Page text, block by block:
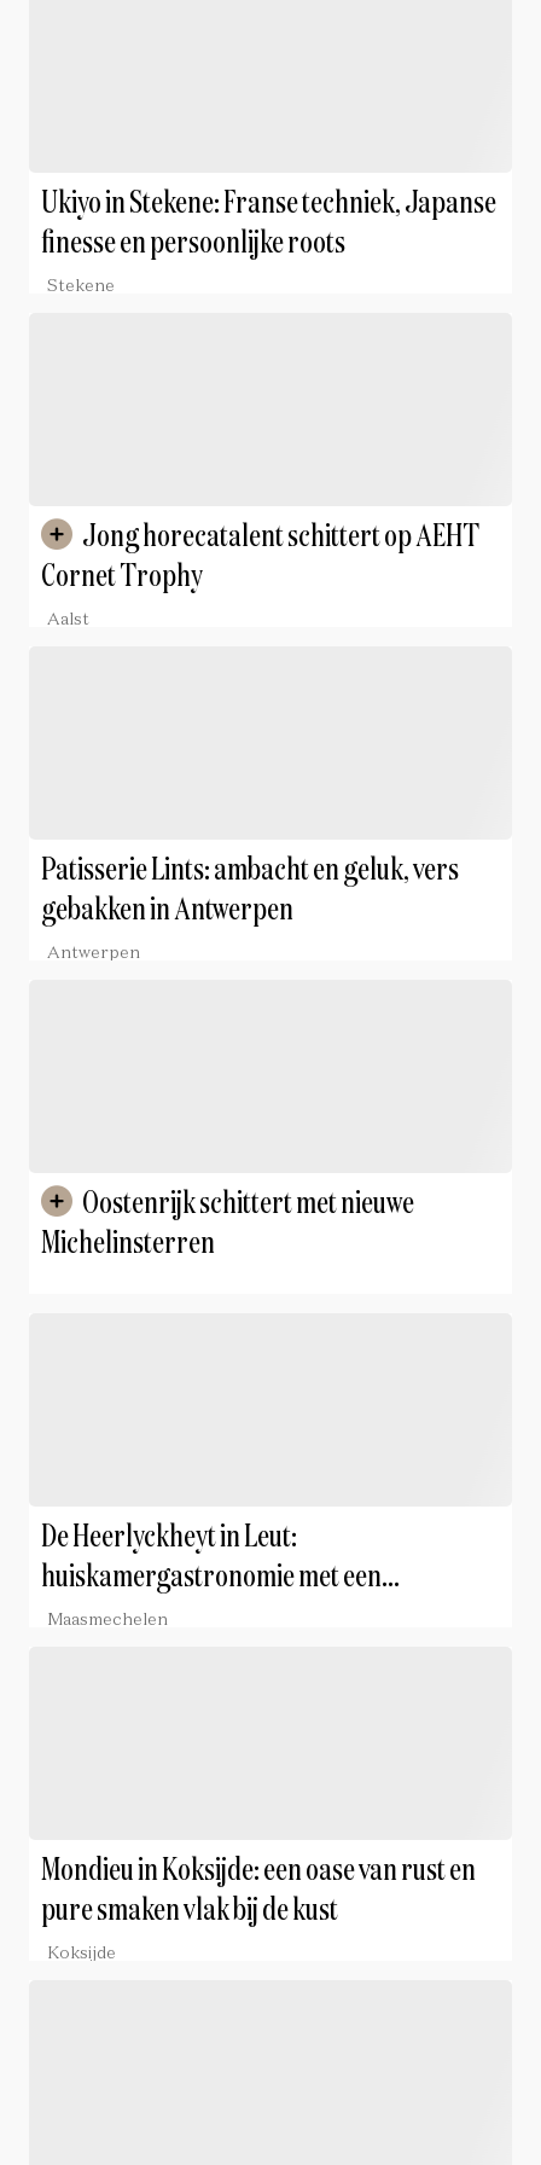
Ukiyo in Stekene: Franse techniek, Japanse
finesse en persoonlijke roots
Stekene
Cornet Trophy
Aalst
Patisserie Lints: ambacht en geluk, vers
gebakken in Antwerpen
Antwerpen
Michelinsterren
De Heerlyckheyt in Leut:
huiskamergastronomie met een
persoonlijk signatuur
Maasmechelen
Mondieu in Koksijde: een oase van rust en
pure smaken vlak bij de kust
Koksijde